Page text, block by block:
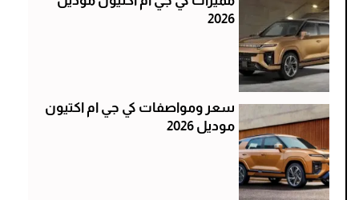
2026
سعر ومواصفات كي جي ام اكتيون
موديل 2026